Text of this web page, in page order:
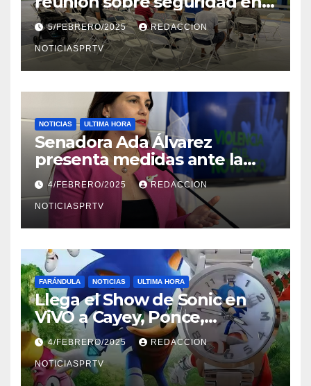
Reparto Metropolitano
5/FEBRERO/2025 REDACCION
NOTICIASPRTV
NOTICIAS ULTIMA HORA
Senadora Ada Álvarez
presenta medidas ante la
violencia en el noviazgo
4/FEBRERO/2025 REDACCION
NOTICIASPRTV
FARÁNDULA NOTICIAS ULTIMA HORA
Llega el Show de Sonic en
ViVO a Cayey, Ponce,
Barceloneta y Humacao,
Relojes gratis para el que
compre ahora….
4/FEBRERO/2025 REDACCION
NOTICIASPRTV